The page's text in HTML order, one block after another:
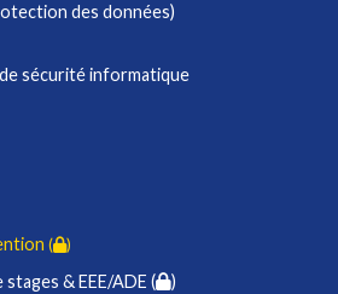
des données)
sécurité informatique
( )
& EEE/ADE (
)